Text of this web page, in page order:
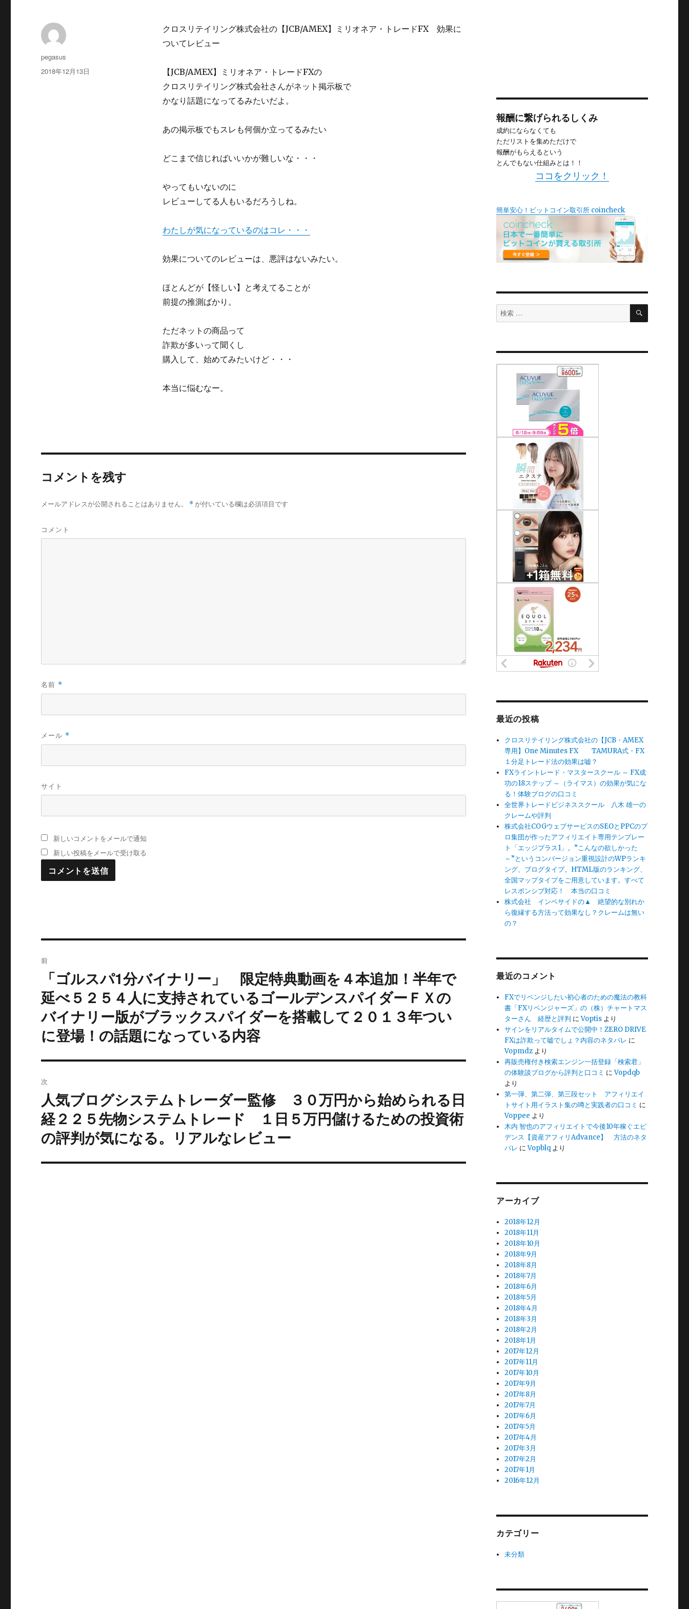
クロスリテイリング株式会社の【JCB/AMEX】ミリオネア・トレードFX 効果に
ついてレビュー
【JCB/AMEX】ミリオネア・トレードFXの
クロスリテイリング株式会社さんがネット掲示板で
かなり話題になってるみたいだよ。
あの掲示板でもスレも何個か立ってるみたい
どこまで信じればいいかが難しいな・・・
やってもいないのに
レビューしてる人もいるだろうしね。
わたしが気になっているのはコレ・・・
効果についてのレビューは、悪評はないみたい。
ほとんどが【怪しい】と考えてることが
前提の推測ばかり。
ただネットの商品って
詐欺が多いって聞くし
購入して、始めてみたいけど・・・
本当に悩むなー。
投
稿
pegasus
投
2018年12月13日
コメントを残す
メールアドレスが公開されることはありません。 * が付いている欄は必須項目です
コメント
名前 *
メール *
サイト
新しいコメントをメールで通知
新しい投稿をメールで受け取る
稿
ナ
ビ
ゲ
ー
シ
ョ
ン
前
去
の
投
稿:
「ゴルスパ1分バイナリー」 限定特典動画を４本追加！半年で
延べ５２５４人に支持されているゴールデンスパイダーＦＸの
バイナリー版がブラックスパイダーを搭載して２０１３年つい
に登場！の話題になっている内容
次
次
の
投
稿:
人気ブログシステムトレーダー監修 ３０万円から始められる日
経２２５先物システムトレード １日５万円儲けるための投資術
の評判が気になる。リアルなレビュー
報酬に繋げられるしくみ
成約にならなくても
ただリストを集めただけで
報酬がもらえるという
とんでもない仕組みとは！！
ココをクリック！
簡単安心！ビットコイン取引所 coincheck
検
索
検
最近の投稿
クロスリテイリング株式会社の【JCB・AMEX
専用】One Minutes FX TAMURA式・FX
１分足トレード法の効果は嘘？
FXライントレード・マスタースクール ～ FX成
功の18ステップ ～（ライマス）の効果が気にな
る！体験ブログの口コミ
全世界トレードビジネススクール 八木 雄一の
クレームや評判
株式会社COGウェブサービスのSEOとPPCのプ
ロ集団が作ったアフィリエイト専用テンプレー
ト「エッジプラス1」。”こんなの欲しかった
～”というコンバージョン重視設計のWPランキ
ング、ブログタイプ。HTML版のランキング、
全国マップタイプをご用意しています。すべて
レスポンシブ対応！ 本当の口コミ
株式会社 インベサイドの▲ 絶望的な別れか
ら復縁する方法って効果なし？クレームは無い
の？
最近のコメント
FXでリベンジしたい初心者のための魔法の教科
書「FXリベンジャーズ」の（株）チャートマス
ターさん 経歴と評判 にVoptis より
サインをリアルタイムで公開中！ZERO DRIVE
FXは詐欺って嘘でしょ？内容のネタバレ に
Vopmdz より
再販売権付き検索エンジン一括登録「検索君」
の体験談ブログから評判と口コミ にVopdqb
より
第一弾、第二弾、第三段セット アフィリエイ
トサイト用イラスト集の噂と実践者の口コミ に
Voppee より
木内 智也のアフィリエイトで今後10年稼ぐエビ
デンス【資産アフィリAdvance】 方法のネタ
バレ にVopblq より
アーカイブ
2018年12月
2018年11月
2018年10月
2018年9月
2018年8月
2018年7月
2018年6月
2018年5月
2018年4月
2018年3月
2018年2月
2018年1月
2017年12月
2017年11月
2017年10月
2017年9月
2017年8月
2017年7月
2017年6月
2017年5月
2017年4月
2017年3月
2017年2月
2017年1月
2016年12月
カテゴリー
未分類